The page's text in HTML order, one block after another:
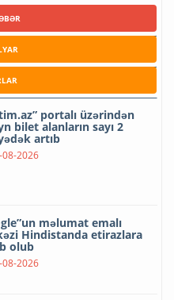
portalı üzərindən
bilet alanların sayı 2
artıb
08-2026
məlumat emalı
Hindistanda etirazlara
olub
08-2026